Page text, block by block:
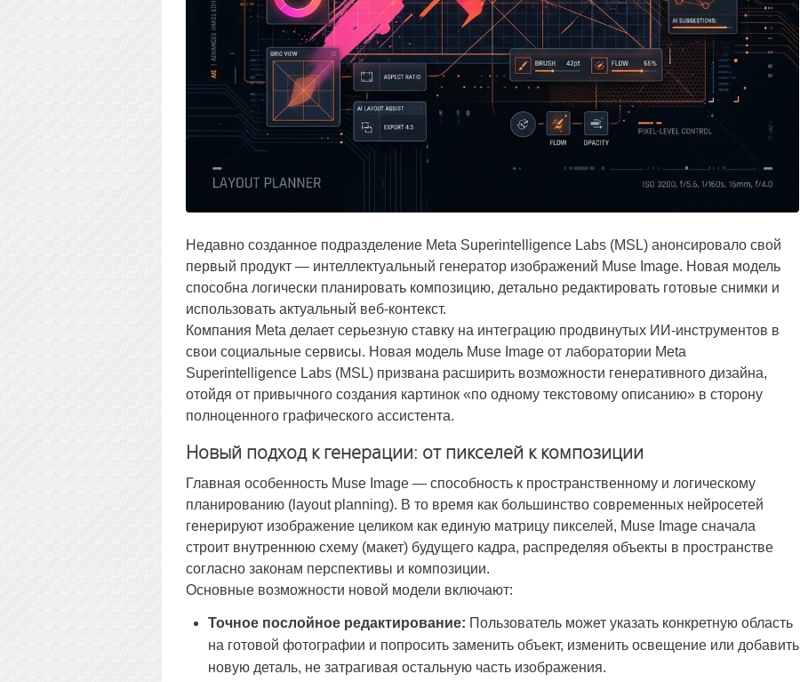
Недавно созданное подразделение Meta Superintelligence Labs (MSL) анонсировало свой
первый продукт — интеллектуальный генератор изображений Muse Image. Новая модель
способна логически планировать композицию, детально редактировать готовые снимки и
использовать актуальный веб-контекст.
Компания Meta делает серьезную ставку на интеграцию продвинутых ИИ-инструментов в
свои социальные сервисы. Новая модель Muse Image от лаборатории Meta
Superintelligence Labs (MSL) призвана расширить возможности генеративного дизайна,
отойдя от привычного создания картинок «по одному текстовому описанию» в сторону
полноценного графического ассистента.
Новый подход к генерации: от пикселей к композиции
Главная особенность Muse Image — способность к пространственному и логическому
планированию (layout planning). В то время как большинство современных нейросетей
генерируют изображение целиком как единую матрицу пикселей, Muse Image сначала
строит внутреннюю схему (макет) будущего кадра, распределяя объекты в пространстве
согласно законам перспективы и композиции.
Основные возможности новой модели включают:
Точное послойное редактирование: Пользователь может указать конкретную область
на готовой фотографии и попросить заменить объект, изменить освещение или добавить
новую деталь, не затрагивая остальную часть изображения.